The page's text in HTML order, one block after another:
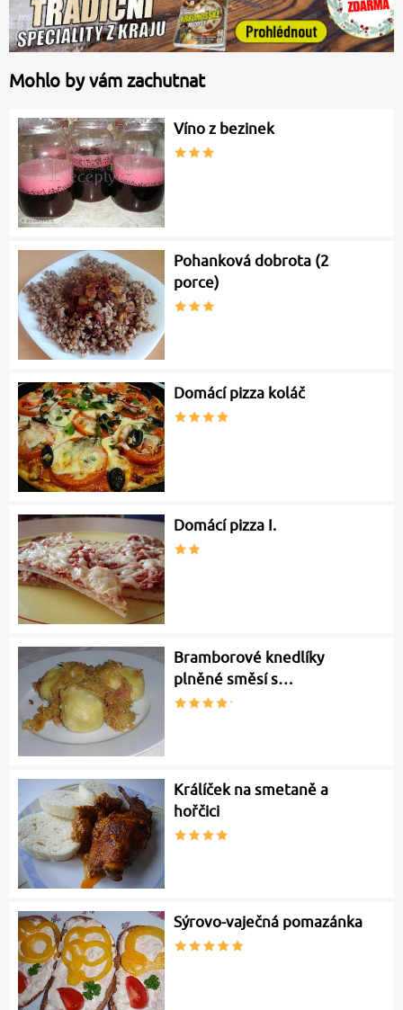
Mohlo by vám zachutnat
Víno z bezinek
Pohanková dobrota (2
porce)
Domácí pizza koláč
Domácí pizza I.
Bramborové knedlíky
plněné směsí s…
Králíček na smetaně a
hořčici
Sýrovo-vaječná pomazánka